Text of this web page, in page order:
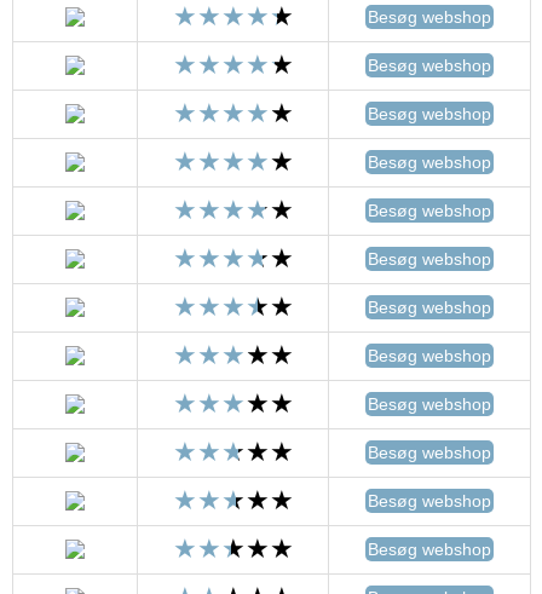
Besøg webshop
Besøg webshop
Besøg webshop
Besøg webshop
Besøg webshop
Besøg webshop
Besøg webshop
Besøg webshop
Besøg webshop
Besøg webshop
Besøg webshop
Besøg webshop